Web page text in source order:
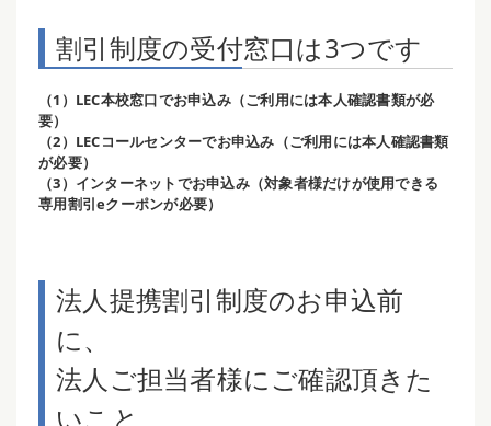
割引制度の受付窓口は3つです
（1）LEC本校窓口でお申込み（ご利用には本人確認書類が必
要）
（2）LECコールセンターでお申込み（ご利用には本人確認書類
が必要）
（3）インターネットでお申込み（対象者様だけが使用できる
専用割引eクーポンが必要）
法人提携割引制度のお申込前
に、
法人ご担当者様にご確認頂きた
いこと